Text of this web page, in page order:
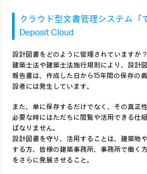
クラウド型文書管理システム「
Deposit Cloud
設計図書をどのように管理されていますか？
建築士法や建築士法施行規則により、設計
報告書は、作成した日から15年間の保存の
設者には発生しています。
また、単に保存するだけでなく、その真正
必要な時にはただちに閲覧や活用できる仕
ばなりません。
設計図書を守り、活用することは、建築物
する方、皆様の建築事務所、事務所で働く
をさらに発展させること。